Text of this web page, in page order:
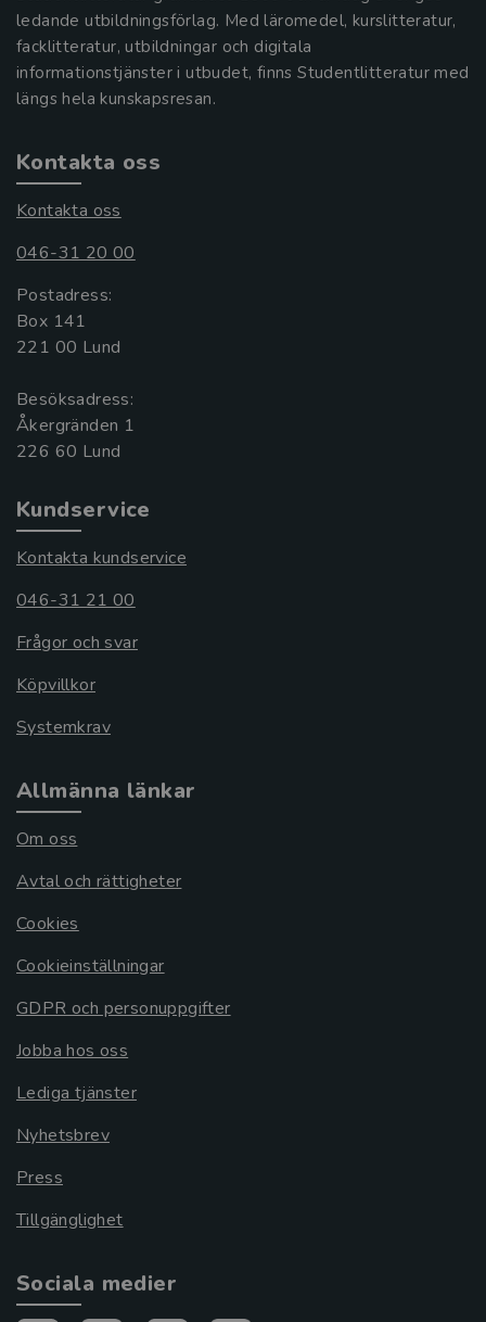
ledande utbildningsförlag. Med läromedel, kurslitteratur,
facklitteratur, utbildningar och digitala
informationstjänster i utbudet, finns Studentlitteratur med
längs hela kunskapsresan.
Kontakta oss
Kontakta oss
046-31 20 00
Postadress:
Box 141
221 00 Lund
Besöksadress:
Åkergränden 1
Kundservice
Kontakta kundservice
046-31 21 00
Frågor och svar
Köpvillkor
Systemkrav
Allmänna länkar
Om oss
Avtal och rättigheter
Cookies
Cookieinställningar
GDPR och personuppgifter
Jobba hos oss
Lediga tjänster
Nyhetsbrev
Press
Tillgänglighet
Sociala medier